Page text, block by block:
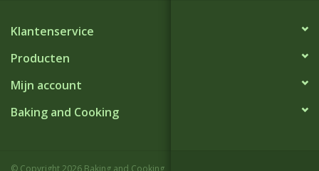
Klantenservice
Producten
Mijn account
Baking and Cooking
© Copyright 2026 Baking and Cooking